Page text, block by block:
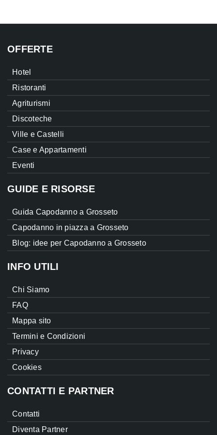
OFFERTE
Hotel
Ristoranti
Agriturismi
Discoteche
Ville e Castelli
Case e Appartamenti
Eventi
GUIDE E RISORSE
Guida Capodanno a Grosseto
Capodanno in piazza a Grosseto
Blog: idee per Capodanno a Grosseto
INFO UTILI
Chi Siamo
FAQ
Mappa sito
Termini e Condizioni
Privacy
Cookies
CONTATTI E PARTNER
Contatti
Diventa Partner